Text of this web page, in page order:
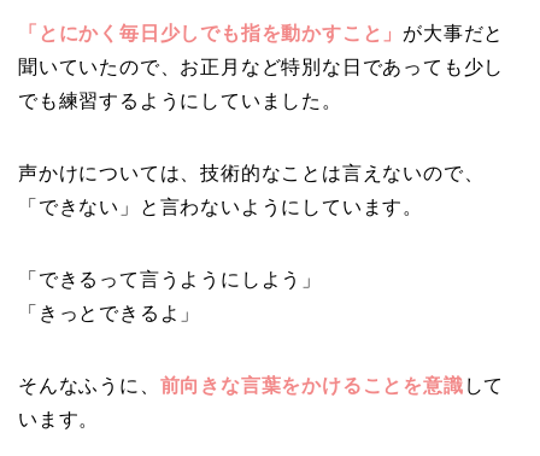
「とにかく毎日少しでも指を動かすこと」 が大事だと
聞いていたので、お正月など特別な日であっても少し
でも練習するようにしていました。
声かけについては、技術的なことは言えないので、
「できない」と言わないようにしています。
「できるって言うようにしよう」
「きっとできるよ」
そんなふうに、 前向きな言葉をかけることを意識 して
います。